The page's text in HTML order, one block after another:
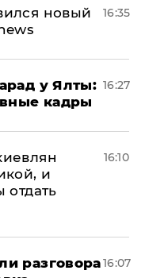
новый
16:35
у Ялты:
кадры
16:27
и
отдать
16:10
разговора16:07